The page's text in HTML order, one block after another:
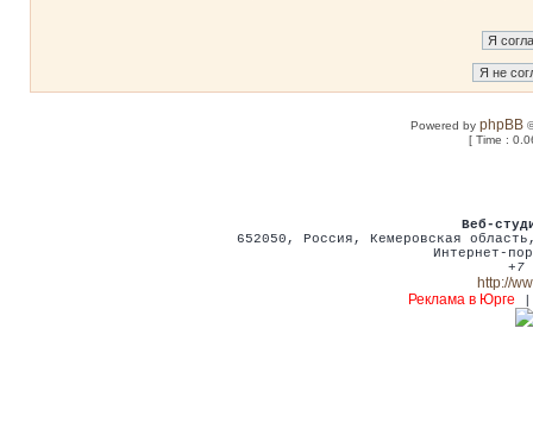
Powered byphpBB
[ Time :
Веб-
652050 ,Россия , Кемеровская
Интернет-
+7
http://
Реклама в Юрге